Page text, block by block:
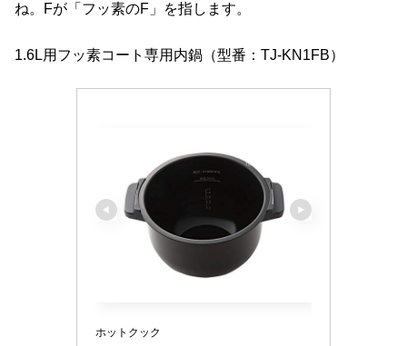
ね。Fが「フッ素のF」を指します。
1.6L用フッ素コート専用内鍋（型番：TJ-KN1FB）
ホットクック